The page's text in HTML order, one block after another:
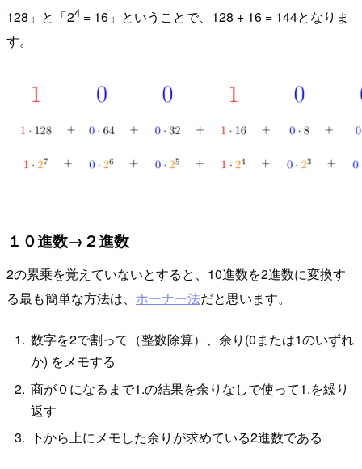
128」と「24 = 16」ということで、128 + 16 = 144となりま
す。
１０進数→２進数
2の累乗を覚えていないとすると、10進数を2進数に変換す
る最も簡単な方法は、 ホーナー法だと思います。
数字を2で割って（整数除算）、余り(0または1のいずれ
か) をメモする
商が０になるまで1.の結果を余りなしで使って1.を繰り
返す
下から上にメモした余りが求めている2進数である